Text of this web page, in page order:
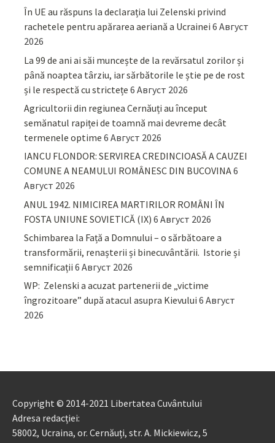
În UE au răspuns la declarația lui Zelenski privind
rachetele pentru apărarea aeriană a Ucrainei 6 Август
2026
La 99 de ani ai săi muncește de la revărsatul zorilor și
până noaptea târziu, iar sărbătorile le știe pe de rost
și le respectă cu strictețe 6 Август 2026
Agricultorii din regiunea Cernăuți au început
semănatul rapiței de toamnă mai devreme decât
termenele optime 6 Август 2026
IANCU FLONDOR: SERVIREA CREDINCIOASĂ A CAUZEI
COMUNE A NEAMULUI ROMÂNESC DIN BUCOVINA6
Август 2026
ANUL 1942. NIMICIREA MARTIRILOR ROMÂNI ÎN
FOSTA UNIUNE SOVIETICĂ (IX) 6 Август 2026
Schimbarea la Față a Domnului – o sărbătoare a
transformării, renașterii și binecuvântării. Istorie și
semnificații 6 Август 2026
WP: Zelenski a acuzat partenerii de „victime
îngrozitoare” după atacul asupra Kievului 6 Август
2026
Copyright © 2014-2021 Libertatea Cuvântului
Adresa redacției:
58002, Ucraina, or. Cernăuți, str. A. Mickiewicz, 5